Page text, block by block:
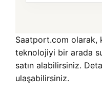
Saatport.com olarak,
teknolojiyi bir arada
satın alabilirsiniz.
ulaşabilirsiniz.